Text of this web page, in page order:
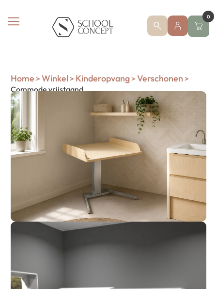
0
Home > Winkel > Kinderopvang> Verschonen >
Commode vrijstaand